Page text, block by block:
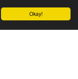
Okay!